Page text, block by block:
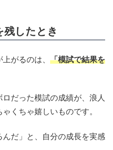
残したとき
がるのは、 「模試で結果を
だった模試の成績が、浪人
くちゃ嬉しいものです。
んだ」と、自分の成長を実感